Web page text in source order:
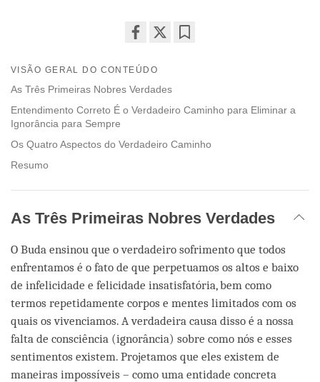
on
facebook
VISÃO GERAL DO CONTEÚDO
As Três Primeiras Nobres Verdades
Entendimento Correto É o Verdadeiro Caminho para Eliminar a
Ignorância para Sempre
Os Quatro Aspectos do Verdadeiro Caminho
Resumo
As Três Primeiras Nobres Verdades
O Buda ensinou que o verdadeiro sofrimento que todos
enfrentamos é o fato de que perpetuamos os altos e baixo
de infelicidade e felicidade insatisfatória, bem como
termos repetidamente corpos e mentes limitados com os
quais os vivenciamos. A verdadeira causa disso é a nossa
falta de consciência (ignorância) sobre como nós e esses
sentimentos existem. Projetamos que eles existem de
maneiras impossíveis – como uma entidade concreta